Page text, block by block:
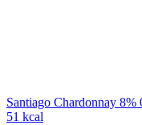
Santiago Chardonnay 8%
51 kcal